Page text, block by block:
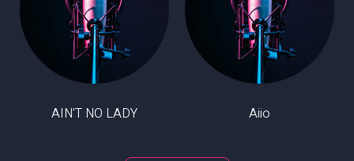
Aiio
AIN'T NO LADY